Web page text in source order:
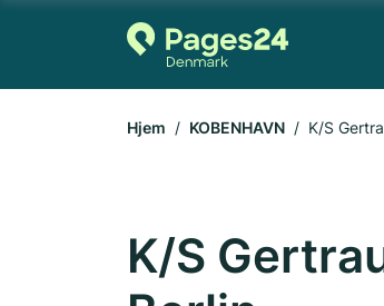
Hjem KOBENHAVN K/S
K/S